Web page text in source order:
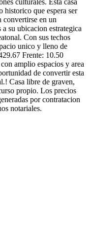
historico que espera ser
convertirse en un
su ubicacion estrategica
Con sus techos
unico y lleno de
Frente: 10.50
amplio espacios y area
de convertir esta
Casa libre de graven,
propio. Los precios
por contratacion
notariales.